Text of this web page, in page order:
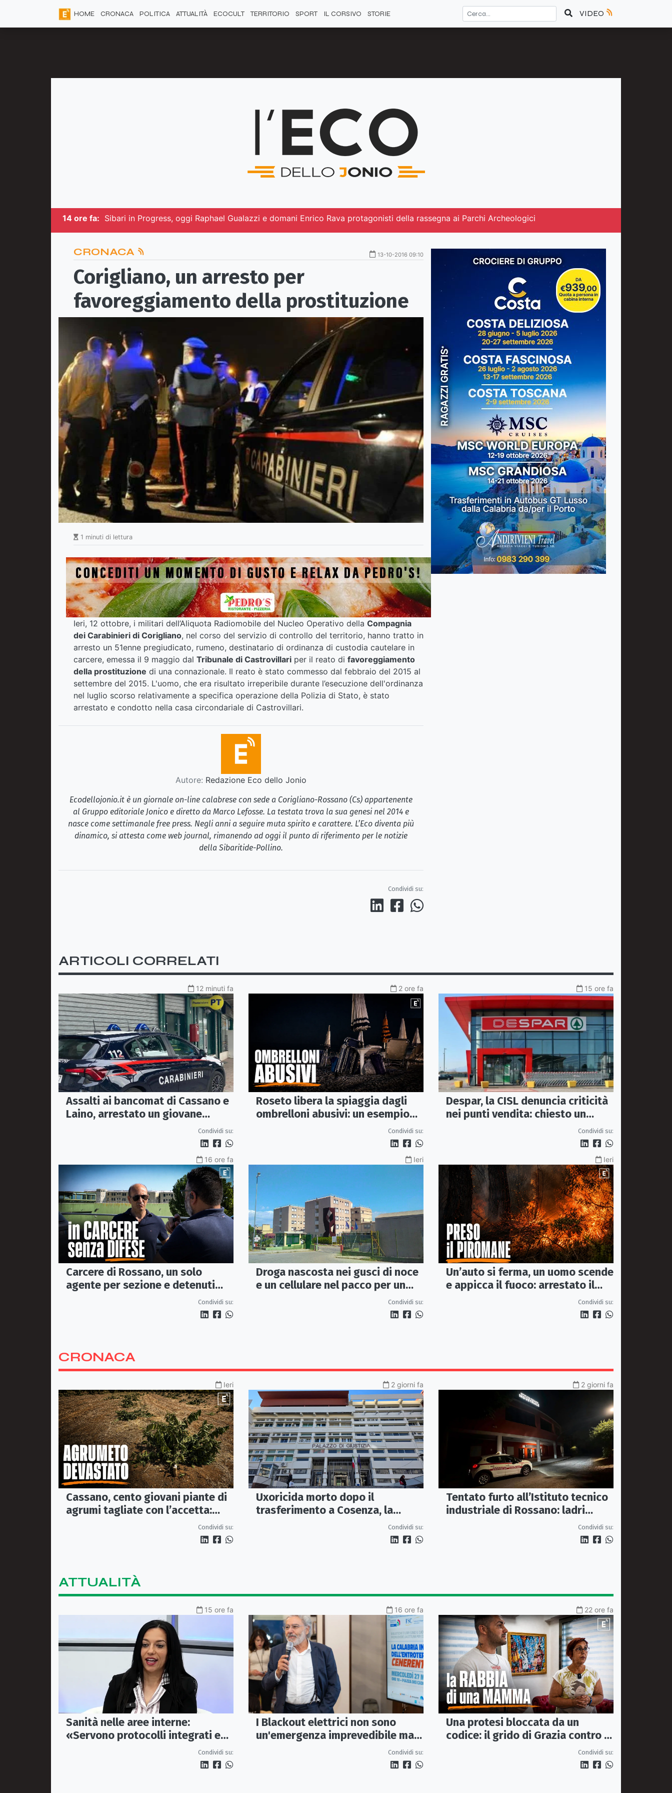
HOME CRONACA POLITICA ATTUALITÀ ECOCULT TERRITORIO SPORT IL CORSIVO STORIE VIDEO
14 ore fa: Sibari in Progress, oggi Raphael Gualazzi e domani Enrico Rava protagonisti della rassegna ai Parchi Archeologici
CRONACA 13-10-2016 09:10
Corigliano, un arresto per
favoreggiamento della prostituzione
1 minuti di lettura
Ieri, 12 ottobre, i militari dell’Aliquota Radiomobile del Nucleo Operativo della Compagnia
dei Carabinieri di Corigliano, nel corso del servizio di controllo del territorio, hanno tratto in
arresto un 51enne pregiudicato, rumeno, destinatario di ordinanza di custodia cautelare in
carcere, emessa il 9 maggio dal Tribunale di Castrovillari per il reato di favoreggiamento
della prostituzione di una connazionale. Il reato è stato commesso dal febbraio del 2015 al
settembre del 2015. L'uomo, che era risultato irreperibile durante l’esecuzione dell'ordinanza
nel luglio scorso relativamente a specifica operazione della Polizia di Stato, è stato
arrestato e condotto nella casa circondariale di Castrovillari.
Autore: Redazione Eco dello Jonio
Ecodellojonio.it è un giornale on-line calabrese con sede a Corigliano-Rossano (Cs) appartenente
al Gruppo editoriale Jonico e diretto da Marco Lefosse. La testata trova la sua genesi nel 2014 e
nasce come settimanale free press. Negli anni a seguire muta spirito e carattere. L’Eco diventa più
dinamico, si attesta come web journal, rimanendo ad oggi il punto di riferimento per le notizie
della Sibaritide-Pollino.
Condividi su:
ARTICOLI CORRELATI
12 minuti fa
Assalti ai bancomat di Cassano e
Laino, arrestato un giovane
Condividi su:
2 ore fa
Roseto libera la spiaggia dagli
ombrelloni abusivi: un esempio
Condividi su:
15 ore fa
Despar, la CISL denuncia criticità
nei punti vendita: chiesto un
Condividi su:
16 ore fa
Carcere di Rossano, un solo
agente per sezione e detenuti
psichiatrici senza cure: «La
sicurezza è venuta meno» |
Condividi su:
Ieri
Droga nascosta nei gusci di noce
e un cellulare nel pacco per un
detenuto: sequestro nel carcere
Condividi su:
Ieri
Un’auto si ferma, un uomo scende
e appicca il fuoco: arrestato il
(presunto) piromane di Morano
Condividi su:
CRONACA
Ieri
Cassano, cento giovani piante di
agrumi tagliate con l’accetta:
Condividi su:
2 giorni fa
Uxoricida morto dopo il
trasferimento a Cosenza, la
Condividi su:
2 giorni fa
Tentato furto all’Istituto tecnico
industriale di Rossano: ladri
messi in fuga dalla vigilanzaCondividi su:
ATTUALITÀ
15 ore fa
Sanità nelle aree interne:
«Servono protocolli integrati e
mezzi dedicati per garantireCondividi su:
16 ore fa
I Blackout elettrici non sono
un'emergenza imprevedibile ma
Condividi su:
22 ore fa
Una protesi bloccata da un
codice: il grido di Grazia contro la
Condividi su: